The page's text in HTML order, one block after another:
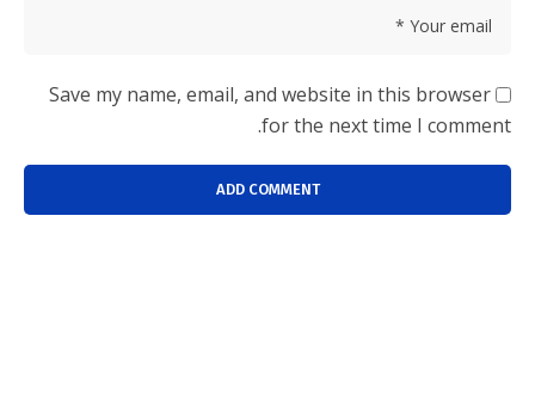
Save my name, email, and website in this browser
for the next time I comment.